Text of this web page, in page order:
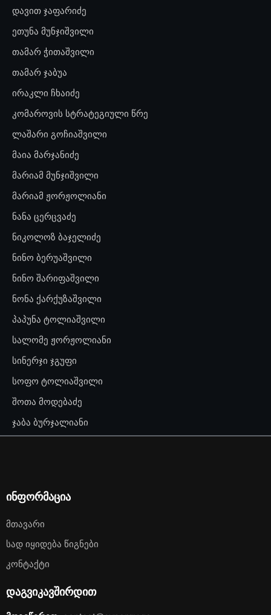
დავით ჯაფარიძე
ეთუნა მუნჯიშვილი
თამარ ჭითაშვილი
თამარ ჯაბუა
ირაკლი ჩხაიძე
კომაროვის სტრატეგიული წრე
ლაშარი გოჩიაშვილი
მაია მარჯანიძე
მარიამ მუნჯიშვილი
მარიამ ჟორჟოლიანი
ნანა ცერცვაძე
ნიკოლოზ ბაჯელიძე
ნინო ბერუაშვილი
ნინო შარიფაშვილი
ნონა ქარქუზაშვილი
პაპუნა ტოლიაშვილი
სალომე ჟორჟოლიანი
სინერჯი ჯგუფი
სოფო ტოლიაშვილი
შოთა მოდებაძე
ჯაბა ბურჯალიანი
ინფორმაცია
Მთავარი
Სად Იყიდება Წიგნები
Კონტაქტი
დაგვიკავშირდით